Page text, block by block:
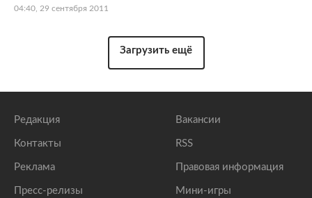
04:40, 29 сентября 2011
Загрузить ещё
Редакция
Контакты
Реклама
Пресс-релизы
Вакансии
RSS
Правовая информация
Мини-игры